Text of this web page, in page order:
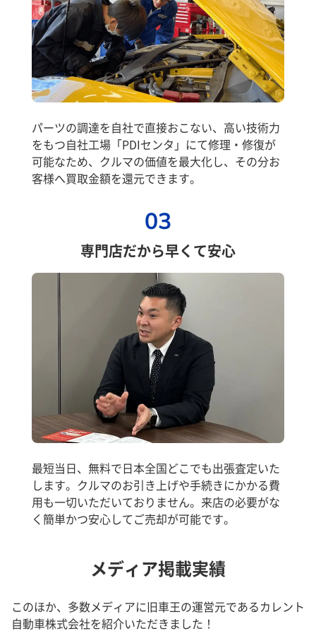
パーツの調達を自社で直接おこない、高い技術力
をもつ自社工場「PDIセンタ」にて修理・修復が
可能なため、クルマの価値を最大化し、その分お
客様へ買取金額を還元できます。
03
専門店だから早くて安心
最短当日、無料で日本全国どこでも出張査定いた
します。クルマのお引き上げや手続きにかかる費
用も一切いただいておりません。来店の必要がな
く簡単かつ安心してご売却が可能です。
メディア掲載実績
このほか、多数メディアに旧車王の運営元であるカレント
自動車株式会社を紹介いただきました！